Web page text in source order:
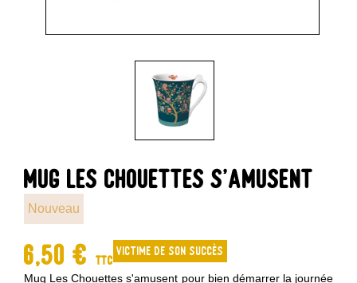
MUG LES CHOUETTES S'AMUSENT
Nouveau
6,50 € TTC
Victime de son succès
Mug Les Chouettes s'amusent pour bien démarrer la journée